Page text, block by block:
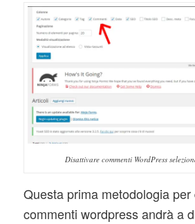
Disattivare commenti WordPress
Questa prima metodologia
commenti wordpress andrà a